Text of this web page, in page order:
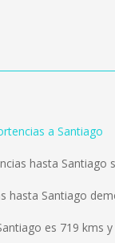
a Santiago
hasta Santiago
hasta Santiago
es 719 kms